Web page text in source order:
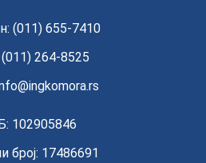
(011) 655-7410
264-8525
102905846
број: 17486691